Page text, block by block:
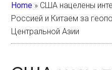
Home » США нацелены
Россией и Китаем за
Центральной Азии